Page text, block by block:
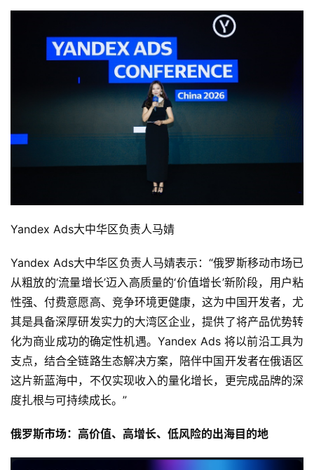
Yandex Ads大中华区负责人马婧
Yandex Ads大中华区负责人马婧表示：“俄罗斯移动市场已
从粗放的‘流量增长’迈入高质量的‘价值增长’新阶段，用户粘
性强、付费意愿高、竞争环境更健康，这为中国开发者，尤
其是具备深厚研发实力的大湾区企业，提供了将产品优势转
化为商业成功的确定性机遇。Yandex Ads 将以前沿工具为
支点，结合全链路生态解决方案，陪伴中国开发者在俄语区
这片新蓝海中，不仅实现收入的量化增长，更完成品牌的深
度扎根与可持续成长。”
俄罗斯市场：高价值、高增长、低风险的出海目的地